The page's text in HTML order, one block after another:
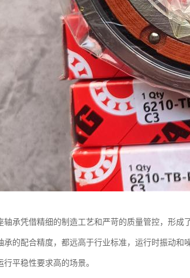
轴承凭借精细的制造工艺和严苛的质量管控，形
承的配合精度，都远高于行业标准，运行时振动
行平稳性要求高的场景。